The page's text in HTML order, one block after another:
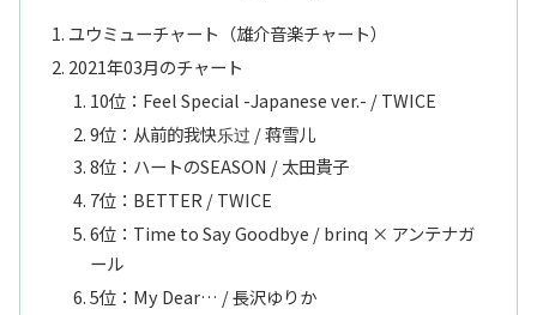
ユウミューチャート（雄介音楽チャート）
2021年03月のチャート
10位：Feel Special -Japanese ver.- / TWICE
9位：从前的我快乐过 / 蒋雪儿
8位：ハートのSEASON / 太田貴子
7位：BETTER / TWICE
6位：Time to Say Goodbye / brinq × アンテナガ
ール
5位：My Dear… / 長沢ゆりか